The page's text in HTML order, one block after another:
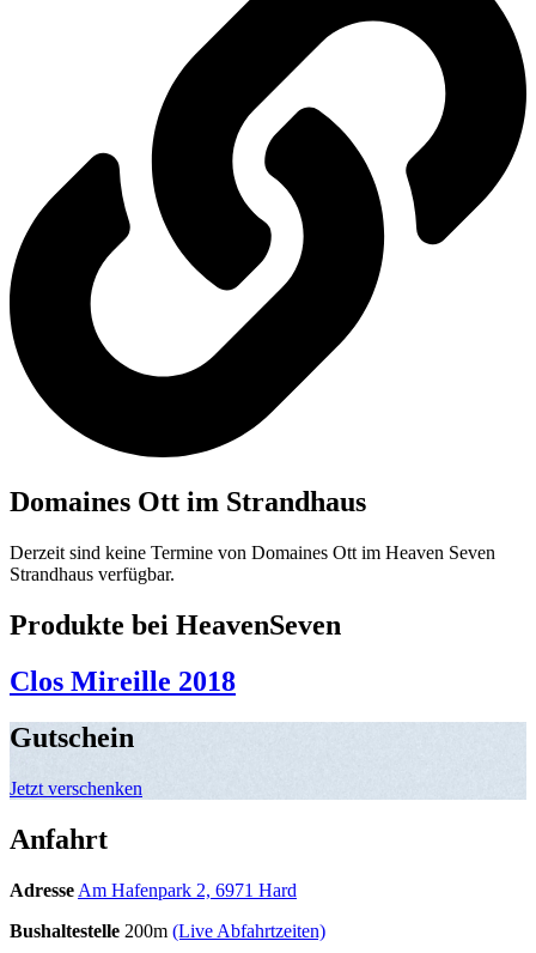
Domaines Ott im Strandhaus
Derzeit sind keine Termine von Domaines Ott im Heaven Seven
Strandhaus verfügbar.
Produkte bei HeavenSeven
Clos Mireille 2018
Gutschein
Jetzt verschenken
Anfahrt
Adresse Am Hafenpark 2, 6971 Hard
Bushaltestelle 200m (Live Abfahrtzeiten)